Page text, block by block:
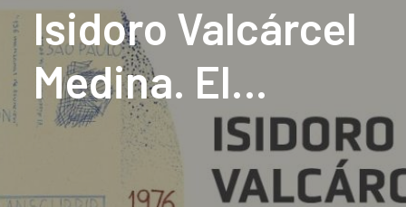
Isidoro Valcárcel
Medina. El
transcurrir